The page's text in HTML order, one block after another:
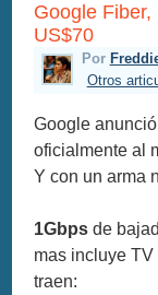
Google
US$70
Por
Otros
Google
oficialmente al
Y con un arma
1Gbps de
mas incluye
traen: